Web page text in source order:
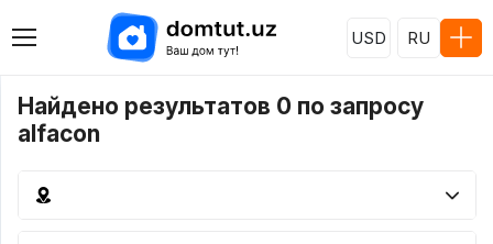
USD RU
Найдено результатов 0 по запросу
alfacon